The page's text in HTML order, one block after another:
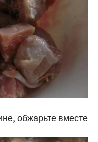
обжарьте вместе